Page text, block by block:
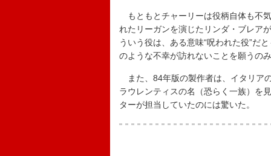
もともとチャーリーは役柄自体も不
れたリーガンを演じたリンダ・ブレア
ういう役は、ある意味“呪われた役”だ
のような不幸が訪れないことを願うの
また、84年版の製作者は、イタリア
ラウレンティスの名（恐らく一族）を
ターが担当していたのには驚いた。